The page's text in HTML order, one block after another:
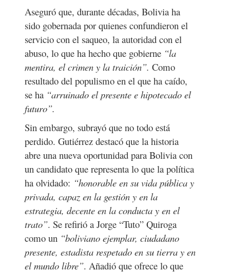
Aseguró que, durante décadas, Bolivia ha
sido gobernada por quienes confundieron el
servicio con el saqueo, la autoridad con el
abuso, lo que ha hecho que gobierne “la
mentira, el crimen y la traición”. Como
resultado del populismo en el que ha caído,
se ha “arruinado el presente e hipotecado el
futuro”.
Sin embargo, subrayó que no todo está
perdido. Gutiérrez destacó que la historia
abre una nueva oportunidad para Bolivia con
un candidato que representa lo que la política
ha olvidado: “honorable en su vida pública y
privada, capaz en la gestión y en la
estrategia, decente en la conducta y en el
trato”. Se refirió a Jorge “Tuto” Quiroga
como un “boliviano ejemplar, ciudadano
presente, estadista respetado en su tierra y en
el mundo libre”. Añadió que ofrece lo que